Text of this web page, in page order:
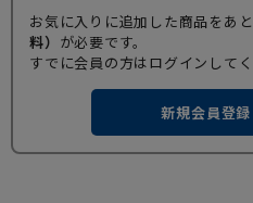
お気に入りに追加した商品をあ
料） が必要です。
すでに会員の方はログインしてく
新規会員登